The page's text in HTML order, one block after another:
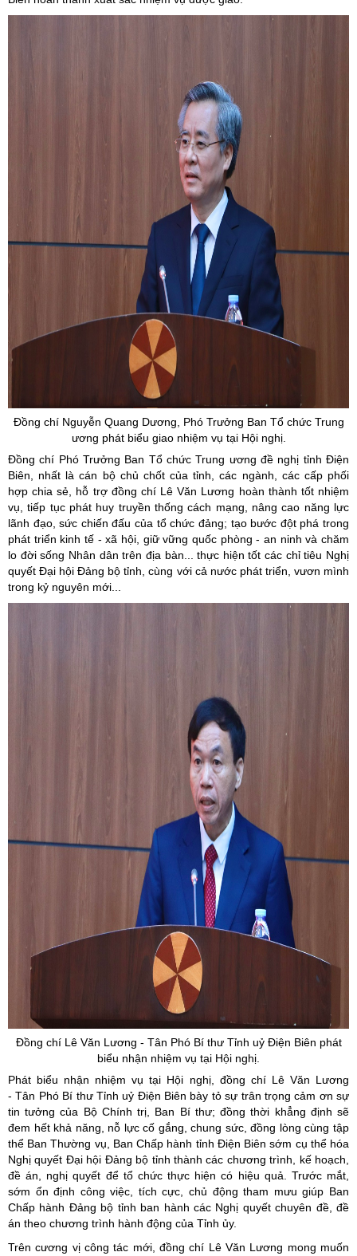
Đồng chí Nguyễn Quang Dương, Phó Trưởng Ban Tổ chức Trung
ương phát biểu giao nhiệm vụ tại Hội nghị.
Đồng chí Phó Trưởng Ban Tổ chức Trung ương đề nghị tỉnh Điện
Biên, nhất là cán bộ chủ chốt của tỉnh, các ngành, các cấp phối
hợp chia sẻ, hỗ trợ đồng chí Lê Văn Lương hoàn thành tốt nhiệm
vụ, tiếp tục phát huy truyền thống cách mạng, nâng cao năng lực
lãnh đạo, sức chiến đấu của tổ chức đảng; tạo bước đột phá trong
phát triển kinh tế - xã hội, giữ vững quốc phòng - an ninh và chăm
lo đời sống Nhân dân trên địa bàn... thực hiện tốt các chỉ tiêu Nghị
quyết Đại hội Đảng bộ tỉnh, cùng với cả nước phát triển, vươn mình
trong kỷ nguyên mới...
Đồng chí Lê Văn Lương - Tân Phó Bí thư Tỉnh uỷ Điện Biên phát
biểu nhận nhiệm vụ tại Hội nghị.
Phát biểu nhận nhiệm vụ tại Hội nghị, đồng chí Lê Văn Lương
- Tân Phó Bí thư Tỉnh uỷ Điện Biên bày tỏ sự trân trọng cảm ơn sự
tin tưởng của Bộ Chính trị, Ban Bí thư; đồng thời khẳng định sẽ
đem hết khả năng, nỗ lực cố gắng, chung sức, đồng lòng cùng tập
thể Ban Thường vụ, Ban Chấp hành tỉnh Điện Biên sớm cụ thể hóa
Nghị quyết Đại hội Đảng bộ tỉnh thành các chương trình, kế hoạch,
đề án, nghị quyết để tổ chức thực hiện có hiệu quả. Trước mắt,
sớm ổn định công việc, tích cực, chủ động tham mưu giúp Ban
Chấp hành Đảng bộ tỉnh ban hành các Nghị quyết chuyên đề, đề
án theo chương trình hành động của Tỉnh ủy.
Trên cương vị công tác mới, đồng chí Lê Văn Lương mong muốn